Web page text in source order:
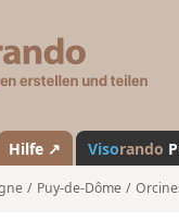
a
n
d
Hilfe ↗ Visorando
Puy-de-Dôme